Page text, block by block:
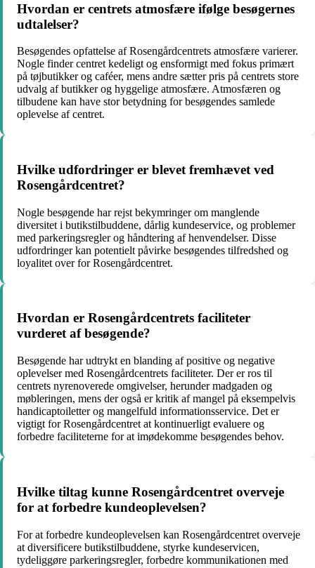
Hvordan er centrets atmosfære ifølge besøgernes
udtalelser?
Besøgendes opfattelse af Rosengårdcentrets atmosfære varierer.
Nogle finder centret kedeligt og ensformigt med fokus primært
på tøjbutikker og caféer, mens andre sætter pris på centrets store
udvalg af butikker og hyggelige atmosfære. Atmosfæren og
tilbudene kan have stor betydning for besøgendes samlede
oplevelse af centret.
Hvilke udfordringer er blevet fremhævet ved
Rosengårdcentret?
Nogle besøgende har rejst bekymringer om manglende
diversitet i butikstilbuddene, dårlig kundeservice, og problemer
med parkeringsregler og håndtering af henvendelser. Disse
udfordringer kan potentielt påvirke besøgendes tilfredshed og
loyalitet over for Rosengårdcentret.
Hvordan er Rosengårdcentrets faciliteter
vurderet af besøgende?
Besøgende har udtrykt en blanding af positive og negative
oplevelser med Rosengårdcentrets faciliteter. Der er ros til
centrets nyrenoverede omgivelser, herunder madgaden og
møbleringen, mens der også er kritik af mangel på eksempelvis
handicaptoiletter og mangelfuld informationsservice. Det er
vigtigt for Rosengårdcentret at kontinuerligt evaluere og
forbedre faciliteterne for at imødekomme besøgendes behov.
Hvilke tiltag kunne Rosengårdcentret overveje
for at forbedre kundeoplevelsen?
For at forbedre kundeoplevelsen kan Rosengårdcentret overveje
at diversificere butikstilbuddene, styrke kundeservicen,
tydeliggøre parkeringsregler, forbedre kommunikationen med